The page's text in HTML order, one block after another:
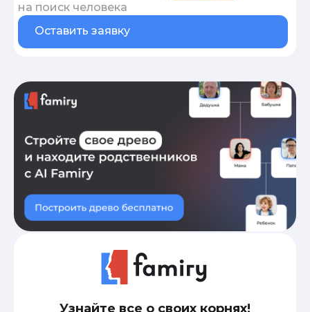
на поиск человека
Оставить заявку
Узнайте все о своих корнях!